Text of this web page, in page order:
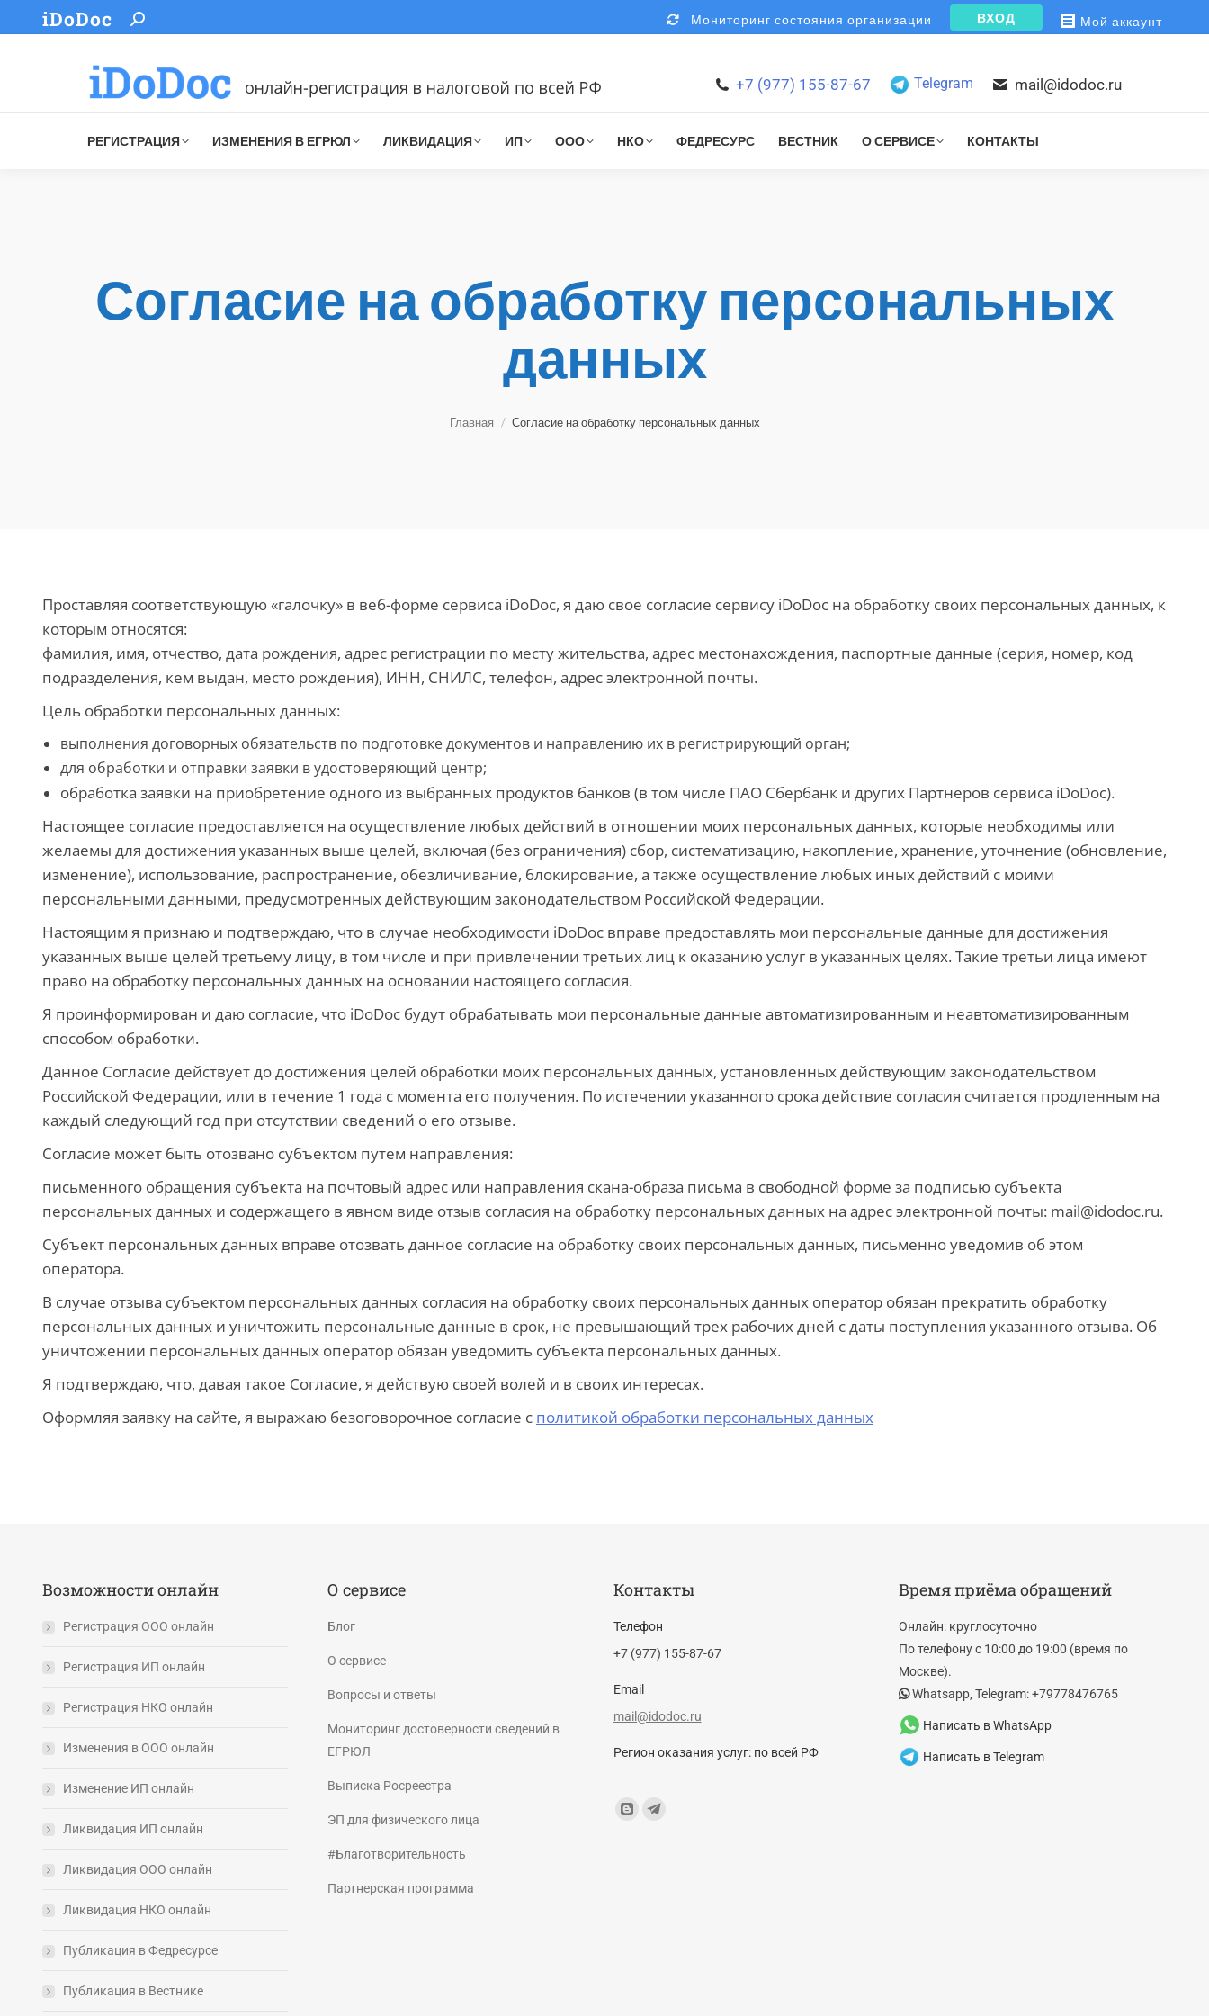
iDoDoc Search: Мониторинг состояния организации ВХОД Мой аккаунт
+7 (977) 155-87-67 Telegram mail@idodoc.ru
РЕГИСТРАЦИЯ ИЗМЕНЕНИЯ В ЕГРЮЛ ЛИКВИДАЦИЯ ИП ООО НКО ФЕДРЕСУРС ВЕСТНИК О СЕРВИСЕ КОНТАКТЫ
Согласие на обработку персональных
данных
Главная Согласие на обработку персональных данных
Проставляя соответствующую «галочку» в веб-форме сервиса iDoDoc, я даю свое согласие сервису iDoDoc на обработку своих персональных данных, к
которым относятся:
фамилия, имя, отчество, дата рождения, адрес регистрации по месту жительства, адрес местонахождения, паспортные данные (серия, номер, код
подразделения, кем выдан, место рождения), ИНН, СНИЛС, телефон, адрес электронной почты.
Цель обработки персональных данных:
выполнения договорных обязательств по подготовке документов и направлению их в регистрирующий орган;
для обработки и отправки заявки в удостоверяющий центр;
обработка заявки на приобретение одного из выбранных продуктов банков (в том числе ПАО Сбербанк и других Партнеров сервиса iDoDoc).
Настоящее согласие предоставляется на осуществление любых действий в отношении моих персональных данных, которые необходимы или
желаемы для достижения указанных выше целей, включая (без ограничения) сбор, систематизацию, накопление, хранение, уточнение (обновление,
изменение), использование, распространение, обезличивание, блокирование, а также осуществление любых иных действий с моими
персональными данными, предусмотренных действующим законодательством Российской Федерации.
Настоящим я признаю и подтверждаю, что в случае необходимости iDoDoc вправе предоставлять мои персональные данные для достижения
указанных выше целей третьему лицу, в том числе и при привлечении третьих лиц к оказанию услуг в указанных целях. Такие третьи лица имеют
право на обработку персональных данных на основании настоящего согласия.
Я проинформирован и даю согласие, что iDoDoc будут обрабатывать мои персональные данные автоматизированным и неавтоматизированным
способом обработки.
Данное Согласие действует до достижения целей обработки моих персональных данных, установленных действующим законодательством
Российской Федерации, или в течение 1 года с момента его получения. По истечении указанного срока действие согласия считается продленным на
каждый следующий год при отсутствии сведений о его отзыве.
Согласие может быть отозвано субъектом путем направления:
письменного обращения субъекта на почтовый адрес или направления скана-образа письма в свободной форме за подписью субъекта
персональных данных и содержащего в явном виде отзыв согласия на обработку персональных данных на адрес электронной почты: mail@idodoc.ru.
Субъект персональных данных вправе отозвать данное согласие на обработку своих персональных данных, письменно уведомив об этом
оператора.
В случае отзыва субъектом персональных данных согласия на обработку своих персональных данных оператор обязан прекратить обработку
персональных данных и уничтожить персональные данные в срок, не превышающий трех рабочих дней с даты поступления указанного отзыва. Об
уничтожении персональных данных оператор обязан уведомить субъекта персональных данных.
Я подтверждаю, что, давая такое Согласие, я действую своей волей и в своих интересах.
Оформляя заявку на сайте, я выражаю безоговорочное согласие с политикой обработки персональных данных
Возможности онлайн
Регистрация ООО онлайн
Регистрация ИП онлайн
Регистрация НКО онлайн
Изменения в ООО онлайн
Изменение ИП онлайн
Ликвидация ИП онлайн
Ликвидация ООО онлайн
Ликвидация НКО онлайн
Публикация в Федресурсе
Публикация в Вестнике
О сервисе
Блог
О сервисе
Вопросы и ответы
Мониторинг достоверности сведений в
ЕГРЮЛ
Выписка Росреестра
ЭП для физического лица
#Благотворительность
Партнерская программа
Контакты
Телефон
+7 (977) 155-87-67
Email
mail@idodoc.ru
Регион оказания услуг: по всей РФ
Find us on:
BloggerTelegram
Время приёма обращений
Онлайн: круглосуточно
По телефону с 10:00 до 19:00 (время по
Москве).
Whatsapp, Telegram: +79778476765
Написать в WhatsApp
Написать в Telegram